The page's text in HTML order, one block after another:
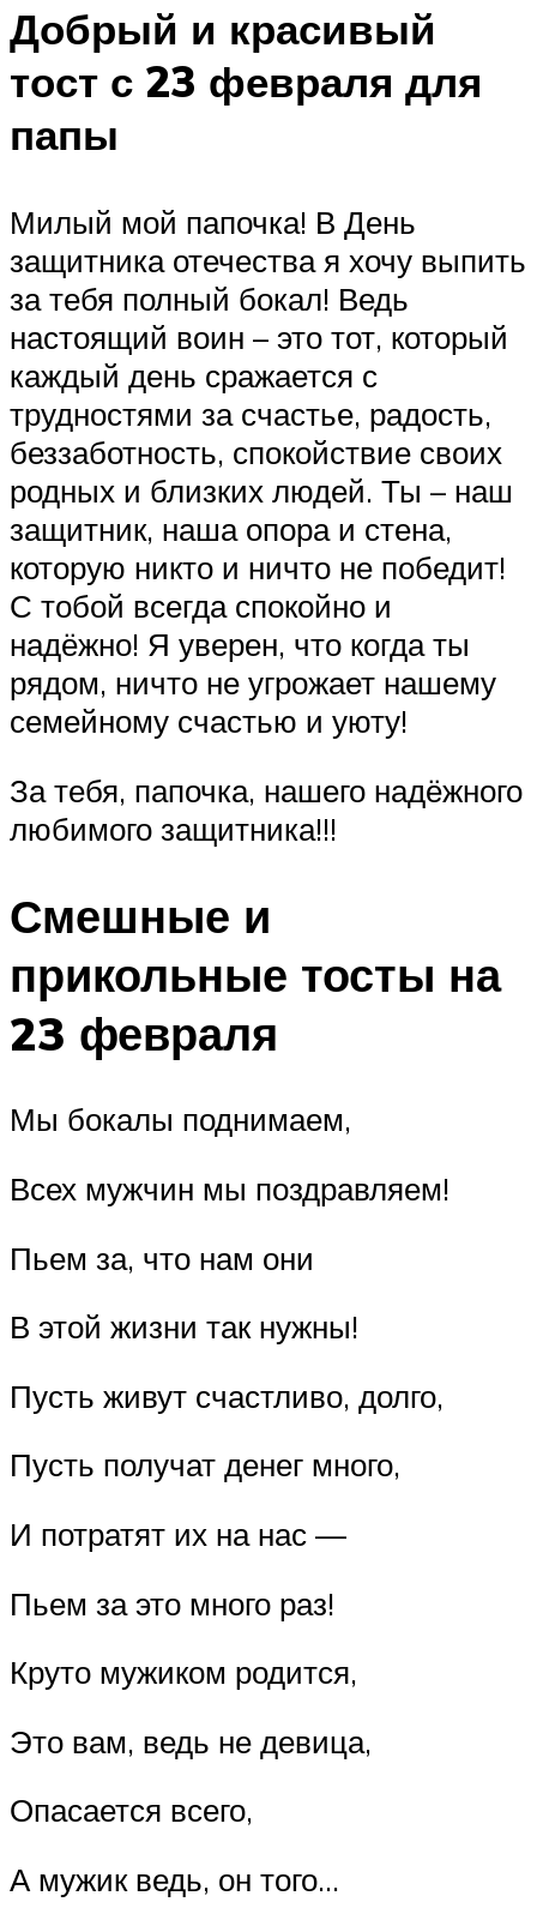
Добрый и красивый
тост с 23 февраля для
папы
Милый мой папочка! В День
защитника отечества я хочу выпить
за тебя полный бокал! Ведь
настоящий воин – это тот, который
каждый день сражается с
трудностями за счастье, радость,
беззаботность, спокойствие своих
родных и близких людей. Ты – наш
защитник, наша опора и стена,
которую никто и ничто не победит!
С тобой всегда спокойно и
надёжно! Я уверен, что когда ты
рядом, ничто не угрожает нашему
семейному счастью и уюту!
За тебя, папочка, нашего надёжного
любимого защитника!!!
Смешные и
прикольные тосты на
23 февраля
Мы бокалы поднимаем,
Всех мужчин мы поздравляем!
Пьем за, что нам они
В этой жизни так нужны!
Пусть живут счастливо, долго,
Пусть получат денег много,
И потратят их на нас —
Пьем за это много раз!
Круто мужиком родится,
Это вам, ведь не девица,
Опасается всего,
А мужик ведь, он того…